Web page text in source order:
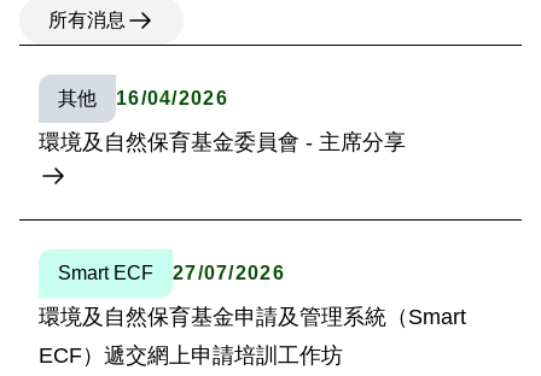
所有消息
其他 16/04/2026
環境及自然保育基金委員會 - 主席分享
Smart ECF 27/07/2026
環境及自然保育基金申請及管理系統（Smart
ECF）遞交網上申請培訓工作坊